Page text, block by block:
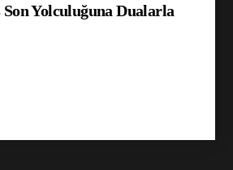
Son Yolculuğuna Dualarla